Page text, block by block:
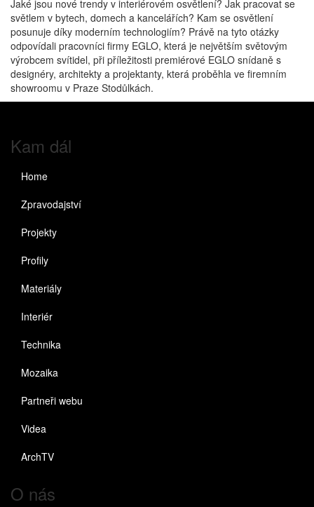
Jaké jsou nové trendy v interiérovém osvětlení? Jak pracovat se
světlem v bytech, domech a kancelářích? Kam se osvětlení
posunuje díky moderním technologiím? Právě na tyto otázky
odpovídali pracovníci firmy EGLO, která je největším světovým
výrobcem svítidel, při příležitosti premiérové EGLO snídaně s
designéry, architekty a projektanty, která proběhla ve firemním
showroomu v Praze Stodůlkách.
Kam dál
Home
Zpravodajství
Projekty
Profily
Materiály
Interiér
Technika
Mozaika
Partneři webu
Videa
ArchTV
O nás